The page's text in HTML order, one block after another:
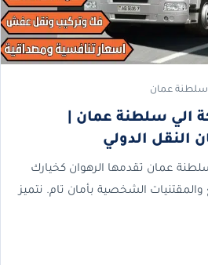
عمان
سلطنة عمان |
عمان تقدمها الرهوان كخيارك
والمقتنيات الشخصية بأمان تام. نتميز